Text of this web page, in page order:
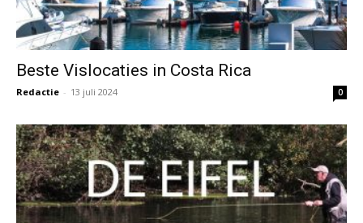
Beste Vislocaties in Costa Rica
Redactie - 13 juli 2024 0